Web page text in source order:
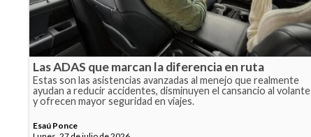
Las ADAS que marcan la diferencia en ruta
Estas son las asistencias avanzadas al menejo que realmente
ayudan a reducir accidentes, disminuyen el cansancio al volante
y ofrecen mayor seguridad en viajes.
Esaú Ponce